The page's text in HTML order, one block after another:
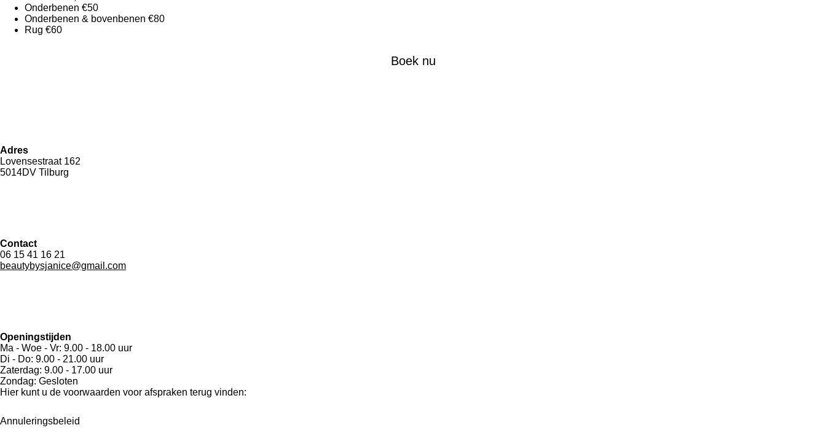
Onderbenen €50
Onderbenen & bovenbenen €80
Rug €60
Boek nu
Adres
Lovensestraat 162
5014DV Tilburg
Contact
06 15 41 16 21
beautybysjanice@gmail.com
Openingstijden
Ma - Woe - Vr: 9.00 - 18.00 uur
Di - Do: 9.00 - 21.00 uur
Zaterdag: 9.00 - 17.00 uur
Zondag: Gesloten
Hier kunt u de voorwaarden voor afspraken terug vinden:
Annuleringsbeleid